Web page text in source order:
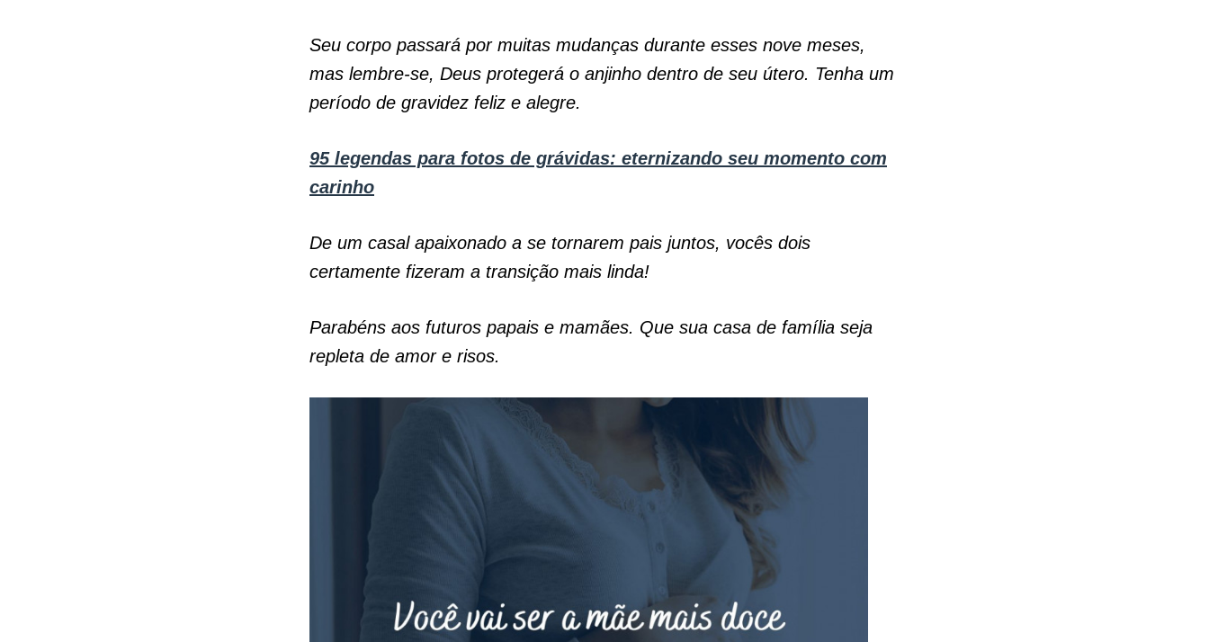
Seu corpo passará por muitas mudanças durante esses nove meses,
mas lembre-se, Deus protegerá o anjinho dentro de seu útero. Tenha um
período de gravidez feliz e alegre.
95 legendas para fotos de grávidas: eternizando seu momento com
carinho
De um casal apaixonado a se tornarem pais juntos, vocês dois
certamente fizeram a transição mais linda!
Parabéns aos futuros papais e mamães. Que sua casa de família seja
repleta de amor e risos.